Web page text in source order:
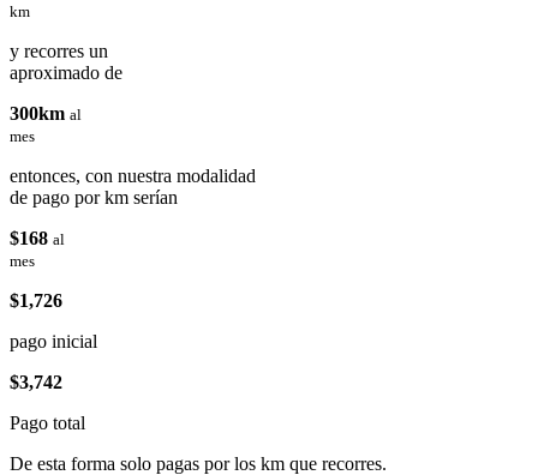
km
y recorres un
aproximado de
300km al
mes
entonces, con nuestra modalidad
de pago por km serían
$168 al
mes
$1,726
pago inicial
$3,742
Pago total
De esta forma solo pagas por los km que recorres.